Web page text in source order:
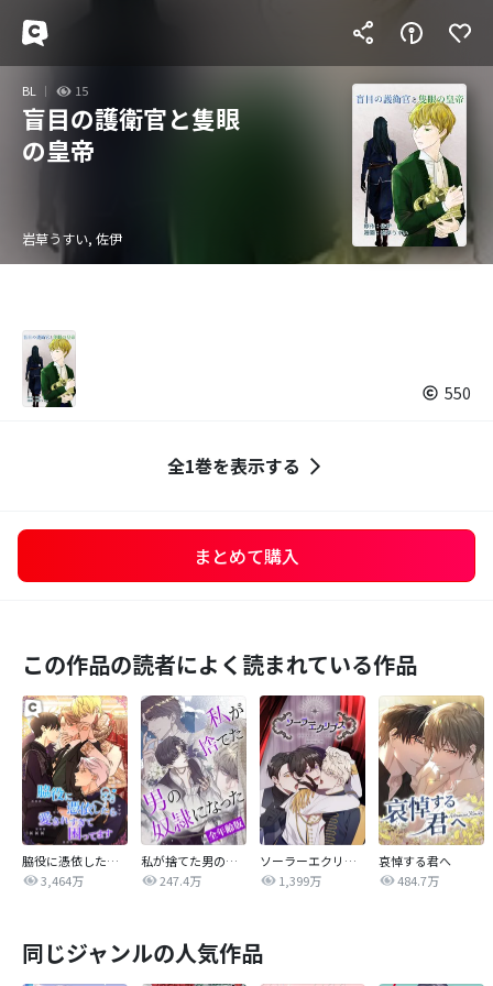
BL 15
盲目の護衛官と隻眼
の皇帝
岩草うすい, 佐伊
550
全1巻を表示する
まとめて購入
この作品の読者によく読まれている作品
脇役に憑依したら愛されすぎて困ってます
3,464万
私が捨てた男の奴隷になった【全年齢版】
247.4万
ソーラーエクリプス
1,399万
哀悼する君へ
484.7万
同じジャンルの人気作品